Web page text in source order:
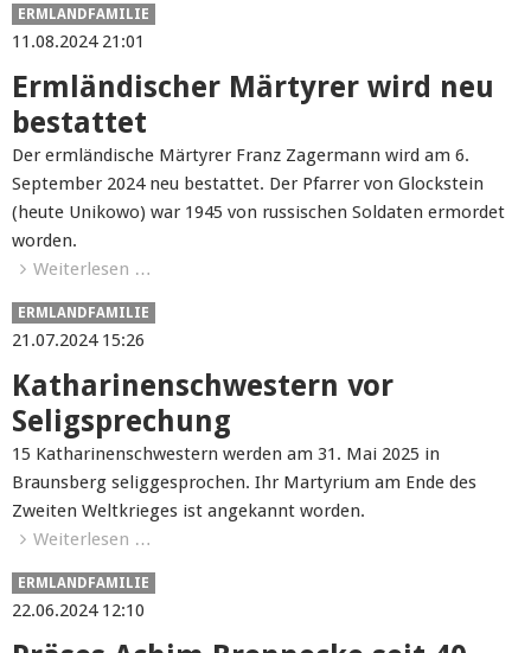
ERMLANDFAMILIE
11.08.2024 21:01
Ermländischer Märtyrer wird neu
bestattet
Der ermländische Märtyrer Franz Zagermann wird am 6.
September 2024 neu bestattet. Der Pfarrer von Glockstein
(heute Unikowo) war 1945 von russischen Soldaten ermordet
worden.
Weiterlesen …
ERMLANDFAMILIE
21.07.2024 15:26
Katharinenschwestern vor
Seligsprechung
15 Katharinenschwestern werden am 31. Mai 2025 in
Braunsberg seliggesprochen. Ihr Martyrium am Ende des
Zweiten Weltkrieges ist angekannt worden.
Weiterlesen …
ERMLANDFAMILIE
22.06.2024 12:10